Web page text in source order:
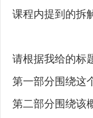
课程内提到的拆
请根据我给的标
第一部分围绕这
第二部分围绕该